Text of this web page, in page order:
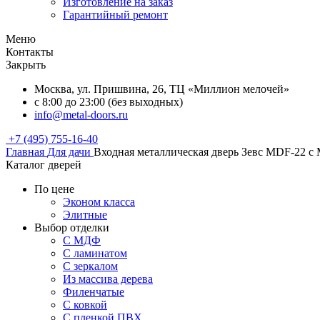
Гарантийный ремонт
Меню
Контакты
Закрыть
Москва, ул. Пришвина, 26, ТЦ «Миллион мелочей»
с 8:00 до 23:00 (без выходных)
info@metal-doors.ru
+7 (495) 755-16-40
Главная Для дачи Входная металлическая дверь Зевс MDF-22
Каталог дверей
По цене
Эконом класса
Элитные
Выбор отделки
С МДФ
С ламинатом
С зеркалом
Из массива дерева
Филенчатые
С ковкой
С пленкой ПВХ